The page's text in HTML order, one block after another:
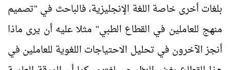
بلغات أخرى خاصة اللغة الإنجليزية، فالباحث في "تصميم
منهج للعاملين في القطاع الطبي" مثلا عليه أن يرى ماذا
أنجز الآخرون في تحليل الاحتياجات اللغوية للعاملين في